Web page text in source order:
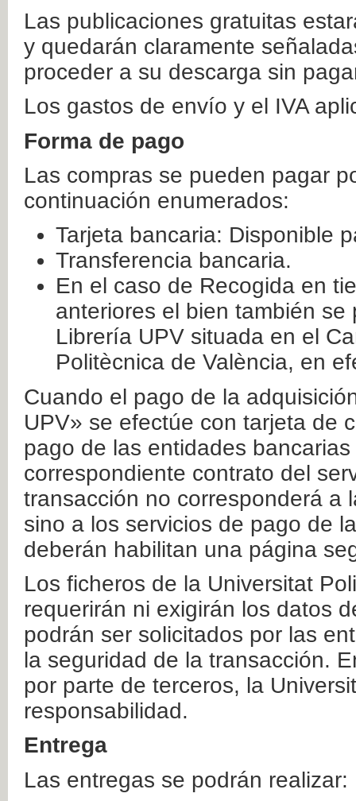
Las publicaciones gratuitas
y quedarán claramente
proceder a su descarga sin
Los gastos de envío y el IVA
Forma de pago
Las compras se pueden pagar
continuación enumerados:
Tarjeta bancaria: Disponible
Transferencia bancaria.
En el caso de Recogida en
anteriores el bien también
Librería UPV situada en el
Politècnica de València, en
Cuando el pago de la
UPV» se efectúe con tarjeta de
pago de las entidades
correspondiente contrato del
transacción no corresponderá a
sino a los servicios de pago de
deberán habilitan una página
Los ficheros de la Universitat
requerirán ni exigirán los datos
podrán ser solicitados por las
la seguridad de la transacción.
por parte de terceros, la
responsabilidad.
Entrega
Las entregas se podrán realizar: